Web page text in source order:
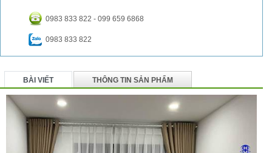
0983 833 822 - 099 659 6868
0983 833 822
BÀI VIẾT THÔNG TIN SẢN PHẨM
BÌNH LUẬN